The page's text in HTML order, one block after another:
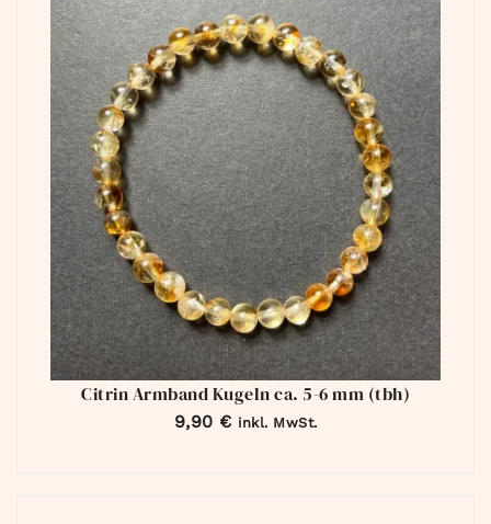
Citrin Armband Kugeln ca. 5-6 mm (tbh)
9,90 € inkl. MwSt.